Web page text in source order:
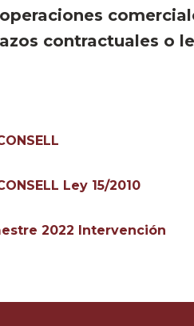
contractuales o
Ley 15/2010
2022 Intervención